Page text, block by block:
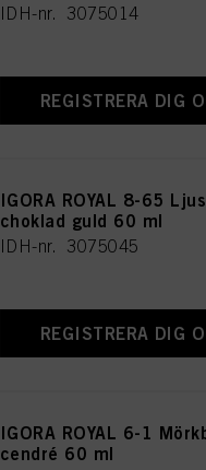
IDH-nr. 3075014
REGISTRERA DIG
IGORA ROYAL 8-65
choklad guld 60 ml
IDH-nr. 3075045
REGISTRERA DIG
IGORA ROYAL 6-1
cendré 60 ml